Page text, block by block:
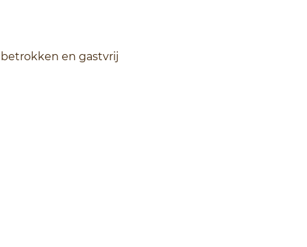
betrokken en gastvrij